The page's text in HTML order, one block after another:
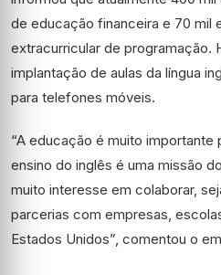
de educação financeira e 70 mil
extracurricular de programação.
implantação de aulas da língua
para telefones móveis.
“A educação é muito importante
ensino do inglês é uma missão
muito interesse em colaborar,
parcerias com empresas,
Estados Unidos”, comentou o